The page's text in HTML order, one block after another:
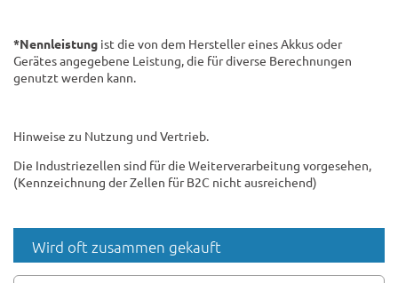
*Nennleistung ist die von dem Hersteller eines Akkus oder
Gerätes angegebene Leistung, die für diverse Berechnungen
genutzt werden kann.
Hinweise zu Nutzung und Vertrieb.
Die Industriezellen sind für die Weiterverarbeitung vorgesehen,
(Kennzeichnung der Zellen für B2C nicht ausreichend)
Wird oft zusammen gekauft